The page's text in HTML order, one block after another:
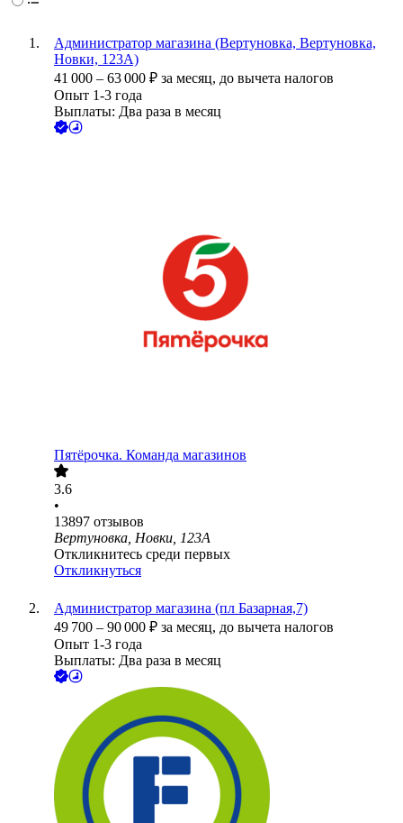
Администратор магазина (Вертуновка, Вертуновка,
Новки, 123А)
41 000 – 63 000 ₽ за месяц, до вычета налогов
Опыт 1-3 года
Выплаты: Два раза в месяц
Пятёрочка. Команда магазинов
3.6
•
13897 отзывов
Вертуновка, Новки, 123А
Откликнитесь среди первых
Откликнуться
Администратор магазина (пл Базарная,7)
49 700 – 90 000 ₽ за месяц, до вычета налогов
Опыт 1-3 года
Выплаты: Два раза в месяц